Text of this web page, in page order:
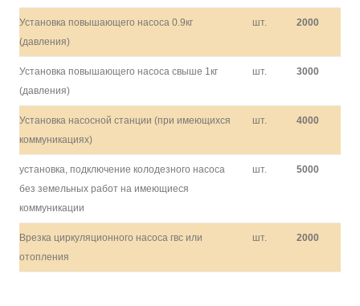
Установка повышающего насоса 0.9кг
(давления)
шт. 2000
Установка повышающего насоса свыше 1кг
(давления)
шт. 3000
Установка насосной станции (при имеющихся
коммуникациях)
шт. 4000
установка, подключение колодезного насоса
без земельных работ на имеющиеся
коммуникации
шт. 5000
Врезка циркуляционного насоса гвс или
отопления
шт. 2000